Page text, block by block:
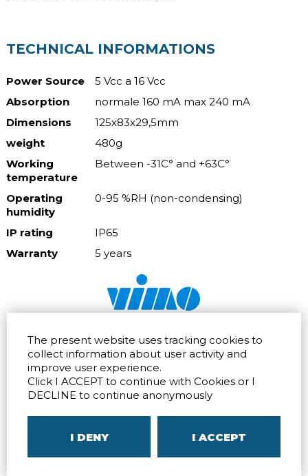
The present website uses tracking cookies to
collect information about user activity and
improve user experience.
Click I ACCEPT to continue with Cookies or I
DECLINE to continue anonymously
I DENY I ACCEPT
TECHNICAL INFORMATIONS
Power Source
5 Vcc a 16 Vcc
Absorption
normale 160 mA max 240 mA
Dimensions
125x83x29,5mm
weight
480g
Working
temperature
Between -31C° and +63C°
Operating
humidity
0-95 %RH (non-condensing)
IP rating
IP65
Warranty
5 years
20865 Usmate Velate (MB)
Direction
Fax +39 039 672568
Emailinfo@vimo.it
Via Pontina 583
Roma (RM) 00128
Tel.+39 06 80079273
Padova (PD) 35129
Tel.+39 039 672520
Direction
P.IVA00804240968 05096770150– C.C.I.A.A. di